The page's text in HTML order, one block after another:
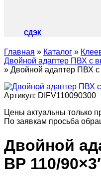
СДЭК
Главная » Каталог »
Двойной адаптер ПВХ с
» Двойной адаптер ПВХ
Артикул: DIFV110090300
Цены актуальны только
По заявкам просьба
Двойной
ВР 110/